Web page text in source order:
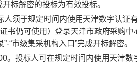
开标解密的投标为有效投标。
人须于规定时间 内使用天津数字认证
书仍可使用） 登录天津市政府采购中
”-“市级集采机构入口”完成开标解密。
。 投标人可在规定时间内使用天津数